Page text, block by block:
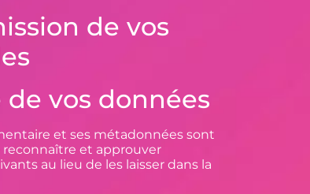
de vos
vos données
et ses métadonnées sont
et approuver
au lieu de les laisser dans la